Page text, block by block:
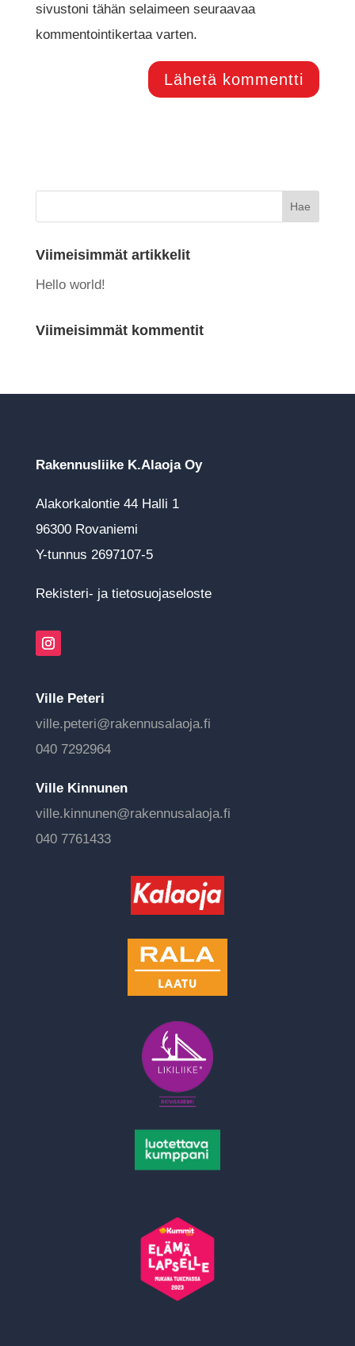
sivustoni tähän selaimeen seuraavaa
kommentointikertaa varten.
Viimeisimmät artikkelit
Hello world!
Viimeisimmät kommentit
Rakennusliike K.Alaoja Oy
Alakorkalontie 44 Halli 1
​96300 Rovaniemi
Y-tunnus 2697107-5
Rekisteri- ja tietosuojaseloste
Ville Peteri
ville.peteri@rakennusalaoja.fi
040 7292964
Ville Kinnunen
ville.kinnunen@rakennusalaoja.fi
040 7761433